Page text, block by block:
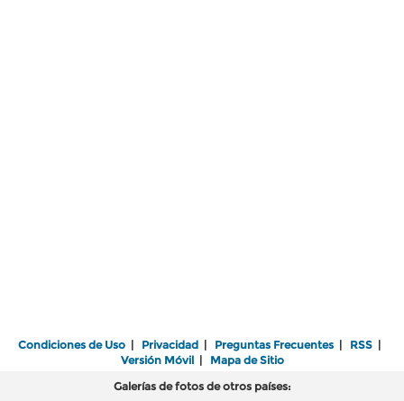
Condiciones de Uso | Privacidad | Preguntas Frecuentes | RSS |
Versión Móvil| Mapa de Sitio
Galerías de fotos de otros países: